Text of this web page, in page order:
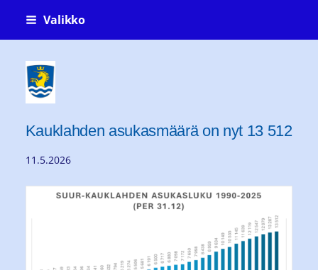
Siirry
Valikko
Kauklahti-seura ry Köklaxgillet rf
Kauklahden asukasmäärä on nyt 13 512
11.5.2026